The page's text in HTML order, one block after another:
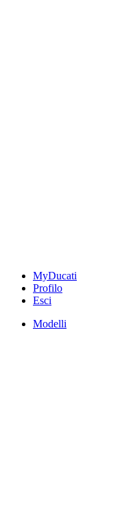
MyDucati
Profilo
Esci
Modelli